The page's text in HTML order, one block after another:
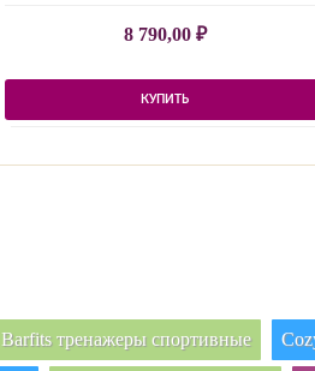
8 790,00 ₽
КУПИТЬ
Barfits тренажеры спортивные